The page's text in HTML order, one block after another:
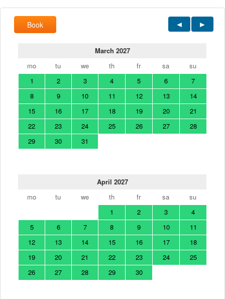
Book
March 2027
mo
tu we th fr sa
su
1
2 3 4 5 6
7
8
9 10 11 12 13
14
15
16 17 18 19 20
21
22
23 24 25 26 27
28
29
30 31
April 2027
mo
tu we th fr sa
su
1
2 3
4
5
6 7 8 9 10
11
12
13 14 15 16 17
18
19
20 21 22 23 24
25
26
27 28 29 30